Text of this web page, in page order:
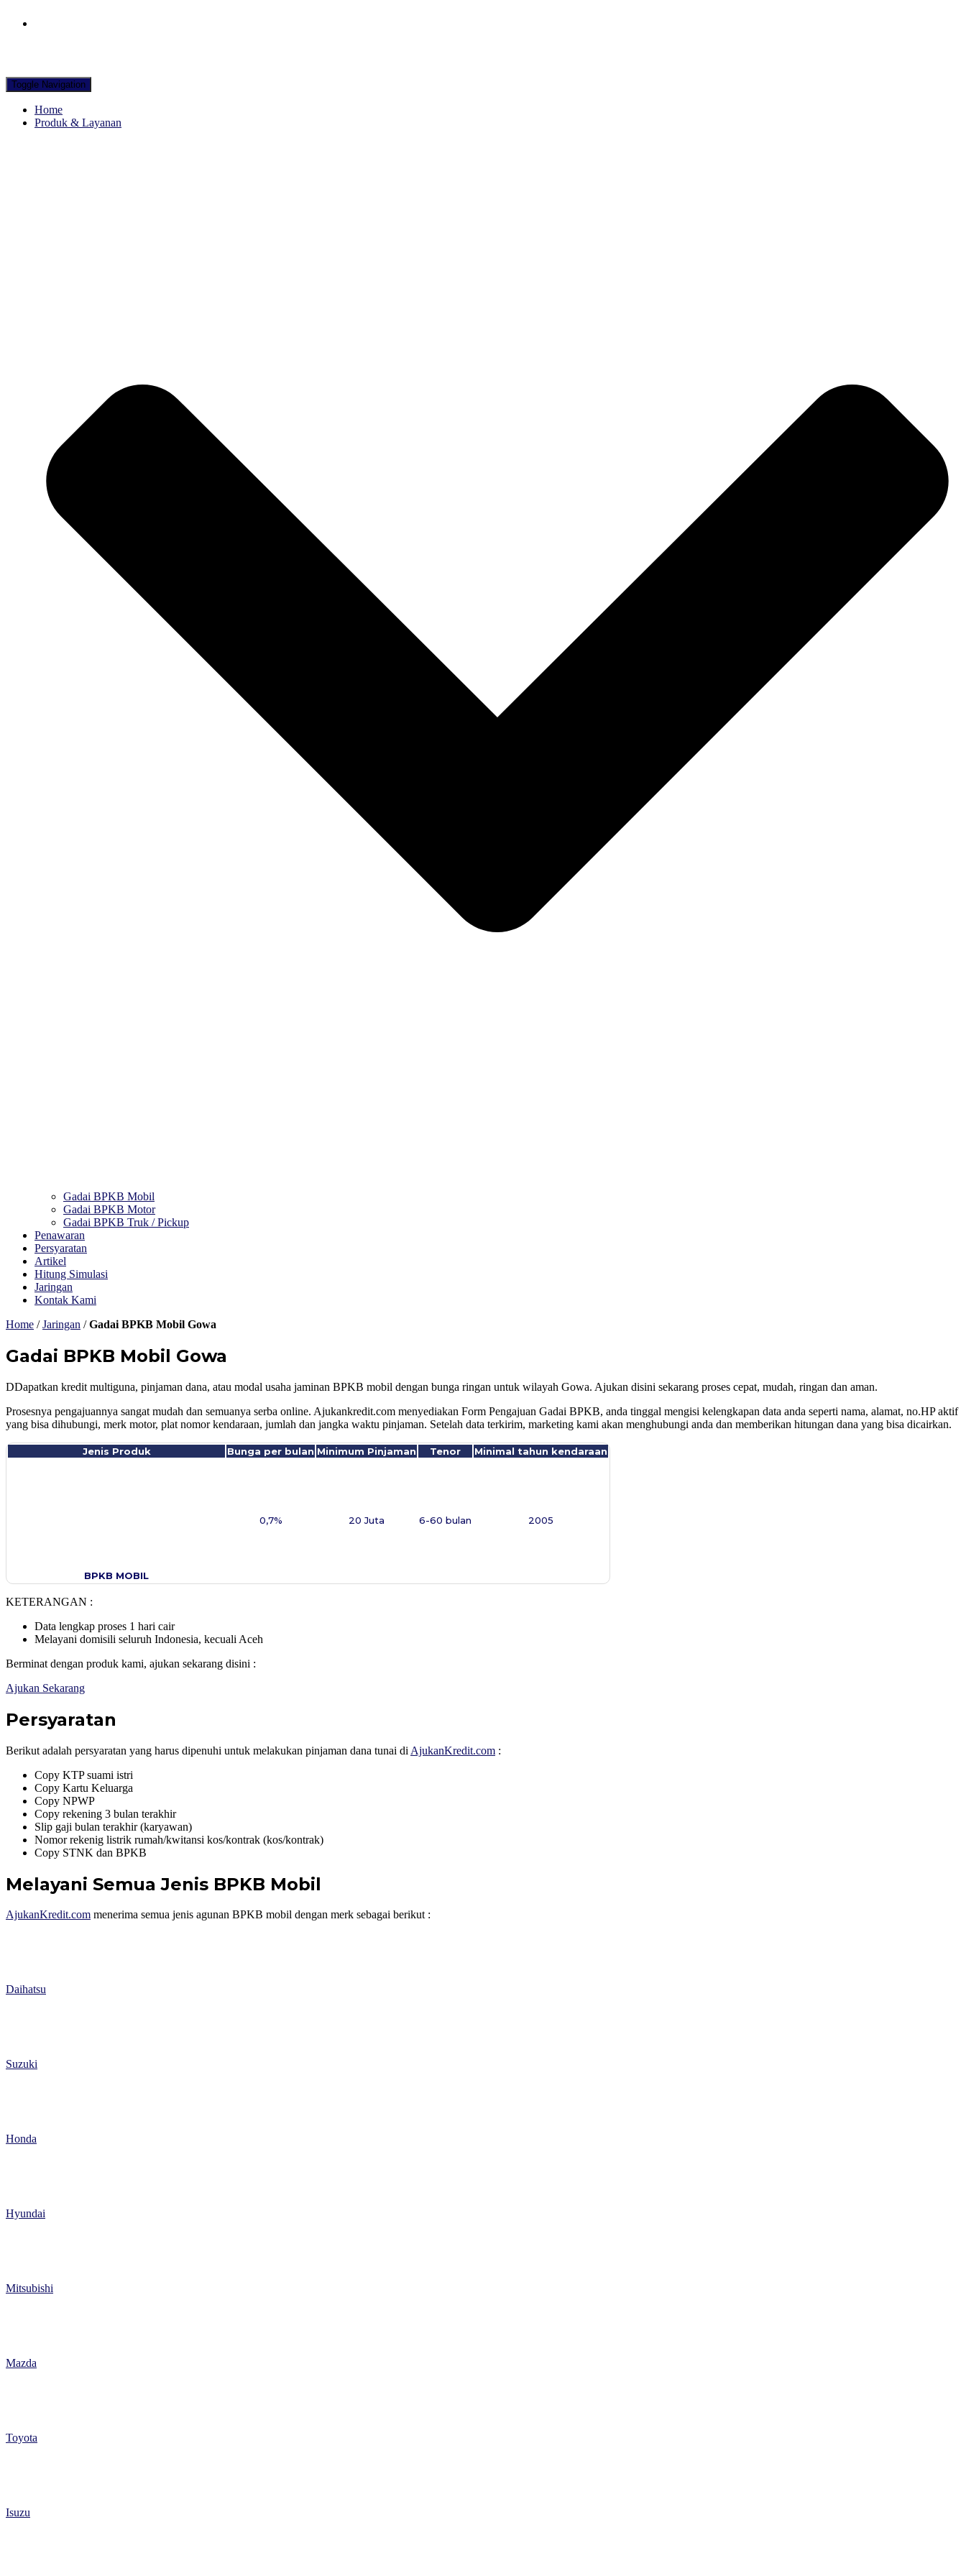
Toggle Navigation
Home
Produk & Layanan
Gadai BPKB Mobil
Gadai BPKB Motor
Gadai BPKB Truk / Pickup
Penawaran
Persyaratan
Artikel
Hitung Simulasi
Jaringan
Kontak Kami
Home /Jaringan /Gadai BPKB Mobil Gowa
Gadai BPKB Mobil Gowa
DDapatkan kredit multiguna, pinjaman dana, atau modal usaha jaminan BPKB mobil dengan bunga ringan untuk wilayah Gowa. Ajukan disini sekarang proses cepat, mudah, ringan dan aman.
Prosesnya pengajuannya sangat mudah dan semuanya serba online. Ajukankredit.com menyediakan Form Pengajuan Gadai BPKB, anda tinggal mengisi kelengkapan data anda seperti nama, alamat, no.HP aktif
yang bisa dihubungi, merk motor, plat nomor kendaraan, jumlah dan jangka waktu pinjaman. Setelah data terkirim, marketing kami akan menghubungi anda dan memberikan hitungan dana yang bisa dicairkan.
Jenis Produk Bunga per bulan Minimum Pinjaman Tenor Minimal tahun kendaraan
BPKB MOBIL
0,7% 20 Juta 6-60 bulan 2005
KETERANGAN :
Data lengkap proses 1 hari cair
Melayani domisili seluruh Indonesia, kecuali Aceh
Berminat dengan produk kami, ajukan sekarang disini :
Ajukan Sekarang
Persyaratan
Berikut adalah persyaratan yang harus dipenuhi untuk melakukan pinjaman dana tunai di AjukanKredit.com :
Copy KTP suami istri
Copy Kartu Keluarga
Copy NPWP
Copy rekening 3 bulan terakhir
Slip gaji bulan terakhir (karyawan)
Nomor rekenig listrik rumah/kwitansi kos/kontrak (kos/kontrak)
Copy STNK dan BPKB
Melayani Semua Jenis BPKB Mobil
AjukanKredit.com menerima semua jenis agunan BPKB mobil dengan merk sebagai berikut :
Daihatsu
Suzuki
Honda
Hyundai
Mitsubishi
Mazda
Toyota
Isuzu